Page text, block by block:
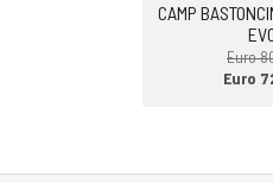
CAMP
Euro
Euro